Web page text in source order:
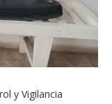
y Vigilancia